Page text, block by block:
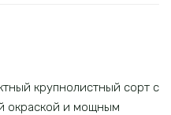
крупнолистный сорт с
окраской и мощным